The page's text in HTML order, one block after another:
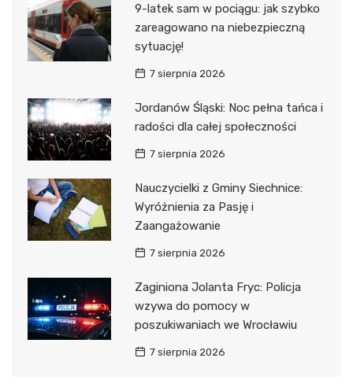
9-latek sam w pociągu: jak szybko
zareagowano na niebezpieczną
sytuację!
7 sierpnia 2026
Jordanów Śląski: Noc pełna tańca i
radości dla całej społeczności
7 sierpnia 2026
Nauczycielki z Gminy Siechnice:
Wyróżnienia za Pasję i
Zaangażowanie
7 sierpnia 2026
Zaginiona Jolanta Fryc: Policja
wzywa do pomocy w
poszukiwaniach we Wrocławiu
7 sierpnia 2026